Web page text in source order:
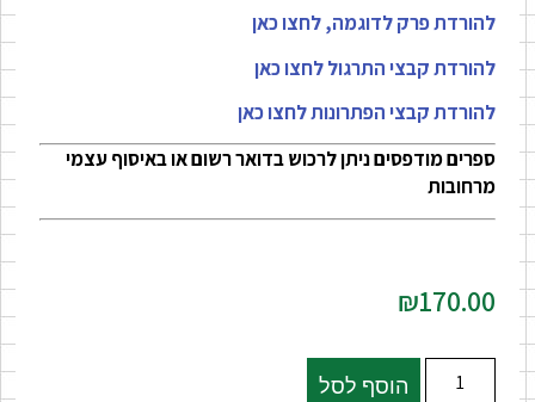
להורדת פרק לדוגמה, לחצו כאן
להורדת קבצי התרגול לחצו כאן
להורדת קבצי הפתרונות לחצו כאן
ספרים מודפסים ניתן לרכוש בדואר רשום או באיסוף עצמי
מרחובות
₪170.00
הוסף לסל